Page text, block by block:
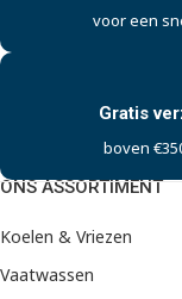
voor een
Gratis
boven
ONS ASSORTIMENT
Koelen & Vriezen
Vaatwassen